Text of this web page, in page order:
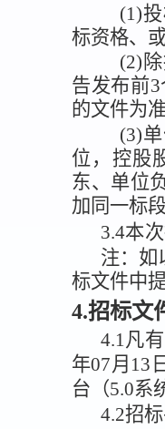
(1)
标资格、
(2)
告发布前
的文件为
(3)
位，控股
东、单位
加同一标
3.4本
注： 如
标文件中
4.招标文
4.1 凡
年07月13
台（5.0系
4.2招